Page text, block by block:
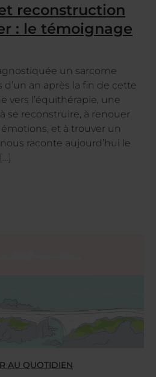
reconstruction
: le témoignage
un sarcome
d’un an après la fin de cette
vers l’équithérapie, une
se reconstruire, à renouer
et à trouver un
raconte aujourd’hui le
AU QUOTIDIEN